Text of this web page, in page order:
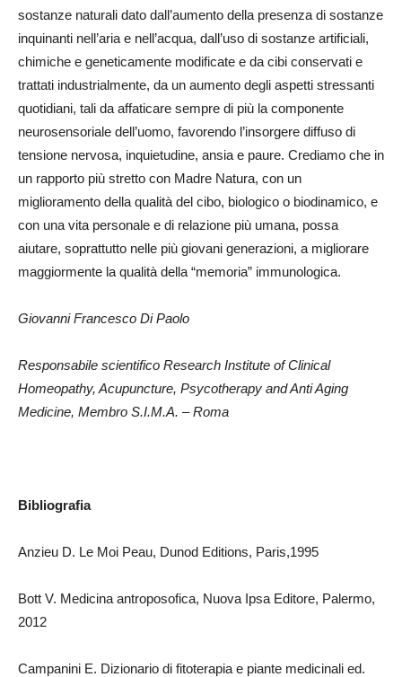
sostanze naturali dato dall’aumento della presenza di sostanze
inquinanti nell’aria e nell’acqua, dall’uso di sostanze artificiali,
chimiche e geneticamente modificate e da cibi conservati e
trattati industrialmente, da un aumento degli aspetti stressanti
quotidiani, tali da affaticare sempre di più la componente
neurosensoriale dell’uomo, favorendo l’insorgere diffuso di
tensione nervosa, inquietudine, ansia e paure. Crediamo che in
un rapporto più stretto con Madre Natura, con un
miglioramento della qualità del cibo, biologico o biodinamico, e
con una vita personale e di relazione più umana, possa
aiutare, soprattutto nelle più giovani generazioni, a migliorare
maggiormente la qualità della “memoria” immunologica.
Giovanni Francesco Di Paolo
Responsabile scientifico Research Institute of Clinical
Homeopathy, Acupuncture, Psycotherapy and Anti Aging
Medicine, Membro S.I.M.A. – Roma
Bibliografia
Anzieu D. Le Moi Peau, Dunod Editions, Paris,1995
Bott V. Medicina antroposofica, Nuova Ipsa Editore, Palermo,
2012
Campanini E. Dizionario di fitoterapia e piante medicinali ed.